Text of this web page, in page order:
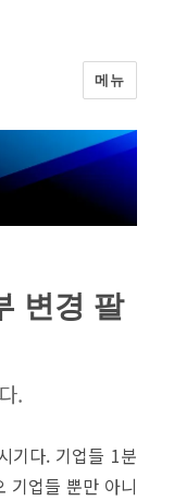
메뉴
변경 팔
.
기다. 기업들 1분
기업들 뿐만 아니